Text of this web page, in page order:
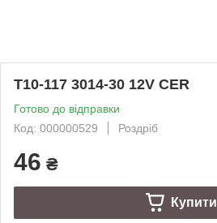
T10-117 3014-30 12V CER
Готово до відправки
Код: 000000529
Роздріб
46 ₴
Купити